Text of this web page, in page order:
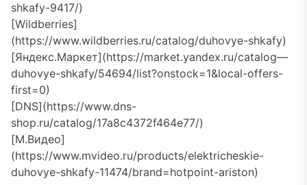
shkafy-9417/)
[Wildberries]
(https://www.wildberries.ru/catalog/duhovye-shkafy)
[Яндекс.Маркет](https://market.yandex.ru/catalog—
duhovye-shkafy/54694/list?onstock=1&local-offers-
first=0)
[DNS](https://www.dns-
shop.ru/catalog/17a8c4372f464e77/)
[М.Видео]
(https://www.mvideo.ru/products/elektricheskie-
duhovye-shkafy-11474/brand=hotpoint-ariston)